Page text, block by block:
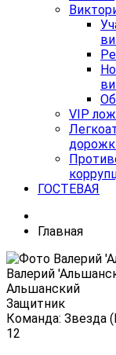
VIP
ГОСТЕВАЯ
Главная
Валерий
Альшанский
Защитник
Команда: Звезда
12